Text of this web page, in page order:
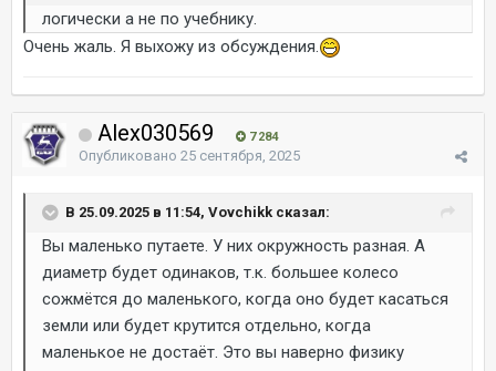
логически а не по учебнику.
Очень жаль. Я выхожу из обсуждения.
Alex030569 7 284
Опубликовано 25 сентября, 2025
В 25.09.2025 в 11:54, Vovchikk сказал:
Вы маленько путаете. У них окружность разная. А
диаметр будет одинаков, т.к. большее колесо
сожмётся до маленького, когда оно будет касаться
земли или будет крутится отдельно, когда
маленькое не достаёт. Это вы наверно физику